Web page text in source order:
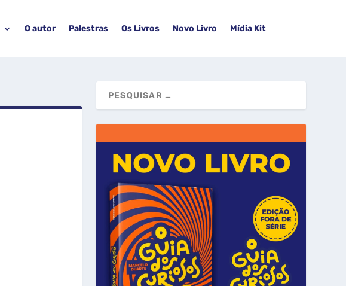
O autor Palestras Os Livros Novo Livro Mídia Kit